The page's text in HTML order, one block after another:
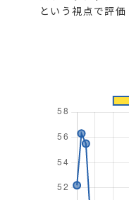
という視点で評価